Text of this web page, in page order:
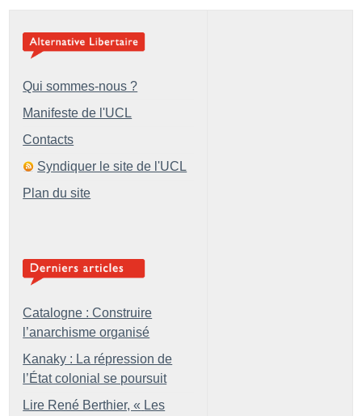
Qui sommes-nous ?
Manifeste de l'UCL
Contacts
Syndiquer le site de l'UCL
Plan du site
Catalogne : Construire
l’anarchisme organisé
Kanaky : La répression de
l’État colonial se poursuit
Lire René Berthier, « Les